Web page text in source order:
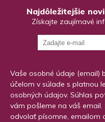
Najdôležitejšie
Získajte zaujímavé
Vaše osobné údaje (email)
účelom v súlade s platnou
osobných údajov. Súhlas
vám pošleme na váš
odvolať písomne, emailom